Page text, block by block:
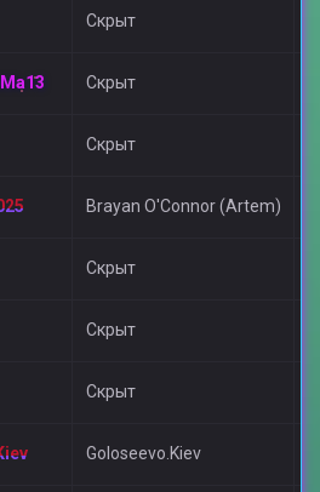
Скрыт
Скрыт
Скрыт
Brayan O'Connor (Artem)
Скрыт
Скрыт
Скрыт
Goloseevo.Kiev